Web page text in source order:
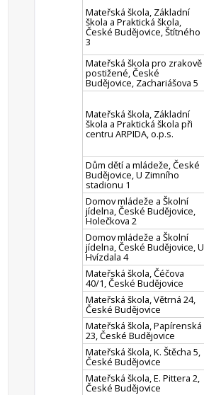
Mateřská škola, Základní
škola a Praktická škola,
České Budějovice, Štítného
3
Mateřská škola pro zrakově
postižené, České
Budějovice, Zachariášova 5
Mateřská škola, Základní
škola a Praktická škola při
centru ARPIDA, o.p.s.
Dům dětí a mládeže, České
Budějovice, U Zimního
stadionu 1
Domov mládeže a Školní
jídelna, České Budějovice,
Holečkova 2
Domov mládeže a Školní
jídelna, České Budějovice, U
Hvízdala 4
Mateřská škola, Čéčova
40/1, České Budějovice
Mateřská škola, Větrná 24,
České Budějovice
Mateřská škola, Papírenská
23, České Budějovice
Mateřská škola, K. Štěcha 5,
České Budějovice
Mateřská škola, E. Pittera 2,
České Budějovice